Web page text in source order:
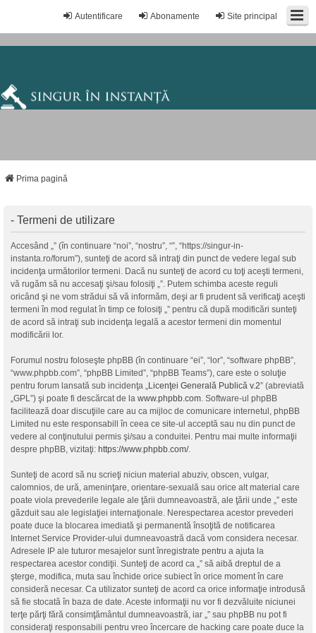
Site principal
Abonamente
Autentificare
Prima pagină
- Termeni de utilizare
Accesând „” (în continuare “noi”, “nostru”, “”, “https://singur-in-
instanta.ro/forum”), sunteţi de acord să intraţi din punct de vedere legal sub
incidenţa următorilor termeni. Dacă nu sunteţi de acord cu toţi aceşti termeni,
vă rugăm să nu accesaţi şi/sau folosiţi „”. Putem schimba aceste reguli
oricând şi ne vom strădui să vă informăm, deşi ar fi prudent să verificaţi aceşti
termeni în mod regulat în timp ce folosiţi „” pentru că după modificări sunteţi
de acord să intraţi sub incidenţa legală a acestor termeni din momentul
modificării lor.
Forumul nostru foloseşte phpBB (în continuare “ei”, “lor”, “software phpBB”,
“www.phpbb.com”, “phpBB Limited”, “phpBB Teams”), care este o soluţie
pentru forum lansată sub incidenţa „Licenţei Generală Publică v.2” (abreviată
„GPL”) şi poate fi descărcat de la www.phpbb.com. Software-ul phpBB
facilitează doar discuţiile care au ca mijloc de comunicare internetul, phpBB
Limited nu este responsabill în ceea ce site-ul acceptă sau nu din punct de
vedere al conţinutului permis şi/sau a conduitei. Pentru mai multe informaţii
despre phpBB, vizitaţi: https://www.phpbb.com/.
Sunteţi de acord să nu scrieţi niciun material abuziv, obscen, vulgar,
calomnios, de ură, ameninţare, orientare-sexuală sau orice alt material care
poate viola prevederile legale ale ţării dumneavoastră, ale ţării unde „” este
găzduit sau ale legislaţiei internaţionale. Nerespectarea acestor prevederi
poate duce la blocarea imediată şi permanentă însoţită de notificarea
Internet Service Provider-ului dumneavoastră dacă vom considera necesar.
Adresele IP ale tuturor mesajelor sunt înregistrate pentru a ajuta la
respectarea acestor condiţii. Sunteţi de acord ca „” să aibă dreptul de a
şterge, modifica, muta sau închide orice subiect în orice moment în care
consideră necesar. Ca utilizator sunteţi de acord ca orice informaţie introdusă
să fie stocată în baza de date. Aceste informaţii nu vor fi dezvăluite niciunei
terţe părţi fără consimţământul dumneavoastră, iar „” sau phpBB nu pot fi
consideraţi responsabili pentru vreo încercare de hacking care poate duce la